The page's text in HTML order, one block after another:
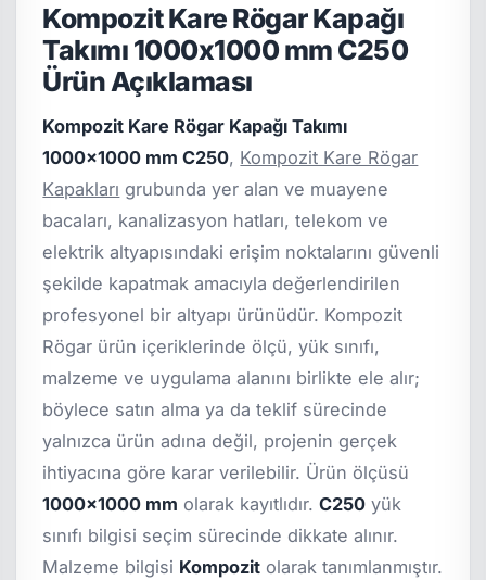
Kompozit Kare Rögar Kapağı
Takımı 1000x1000 mm C250
Ürün Açıklaması
Kompozit Kare Rögar Kapağı Takımı
1000x1000 mm C250, Kompozit Kare Rögar
Kapakları grubunda yer alan ve muayene
bacaları, kanalizasyon hatları, telekom ve
elektrik altyapısındaki erişim noktalarını güvenli
şekilde kapatmak amacıyla değerlendirilen
profesyonel bir altyapı ürünüdür. Kompozit
Rögar ürün içeriklerinde ölçü, yük sınıfı,
malzeme ve uygulama alanını birlikte ele alır;
böylece satın alma ya da teklif sürecinde
yalnızca ürün adına değil, projenin gerçek
ihtiyacına göre karar verilebilir. Ürün ölçüsü
1000x1000 mm olarak kayıtlıdır.C250 yük
sınıfı bilgisi seçim sürecinde dikkate alınır.
Malzeme bilgisi Kompozit olarak tanımlanmıştır.